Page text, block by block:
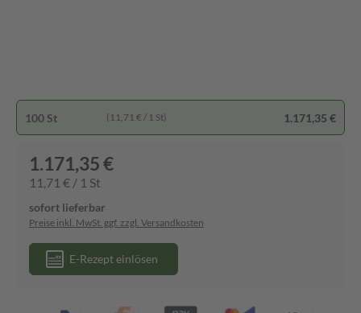
100 St (11,71 € / 1 St) 1.171,35 €
1.171,35 €
11,71 € / 1 St
sofort lieferbar
Preise inkl. MwSt. ggf. zzgl. Versandkosten
E-Rezept einlösen